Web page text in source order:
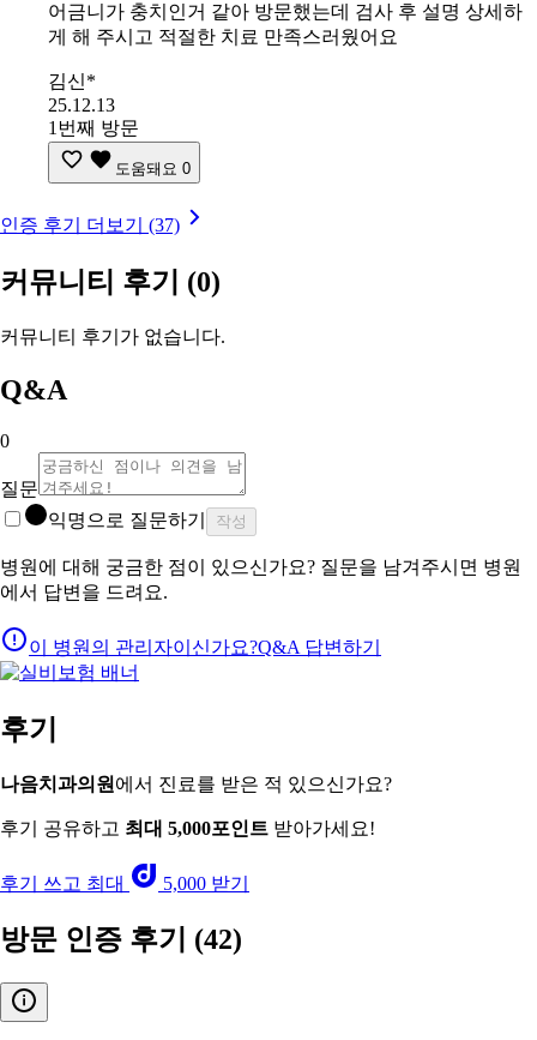
어금니가 충치인거 같아 방문했는데 검사 후 설명 상세하
게 해 주시고 적절한 치료 만족스러웠어요
김신*
25.12.13
1번째 방문
도움돼요 0
인증 후기 더보기 (37)
커뮤니티 후기 (0)
커뮤니티 후기가 없습니다.
Q&A
0
질문
익명으로 질문하기
작성
병원에 대해 궁금한 점이 있으신가요? 질문을 남겨주시면 병원
에서 답변을 드려요.
이 병원의 관리자이신가요?Q&A 답변하기
후기
나음치과의원 에서 진료를 받은 적 있으신가요?
후기 공유하고 최대 5,000포인트 받아가세요!
후기 쓰고 최대 5,000 받기
방문 인증 후기 (42)